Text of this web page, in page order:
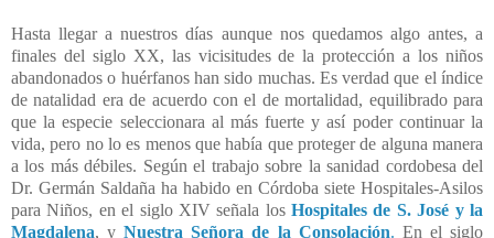
Hasta llegar a nuestros días aunque nos quedamos algo antes, a
finales del siglo XX, las vicisitudes de la protección a los niños
abandonados o huérfanos han sido muchas. Es verdad que el índice
de natalidad era de acuerdo con el de mortalidad, equilibrado para
que la especie seleccionara al más fuerte y así poder continuar la
vida, pero no lo es menos que había que proteger de alguna manera
a los más débiles. Según el trabajo sobre la sanidad cordobesa del
Dr. Germán Saldaña ha habido en Córdoba siete Hospitales-Asilos
para Niños, en el siglo XIV señala losHospitales de S. José y la
Magdalena, yNuestra Señora de la Consolación. En el siglo